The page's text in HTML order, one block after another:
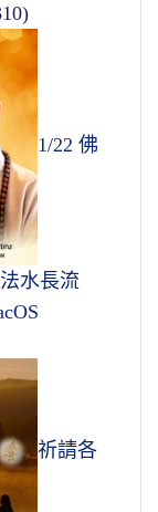
1/22 佛
水長流
祈請各